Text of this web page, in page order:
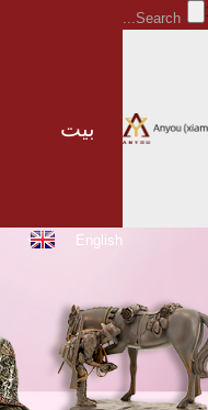
بيت
English